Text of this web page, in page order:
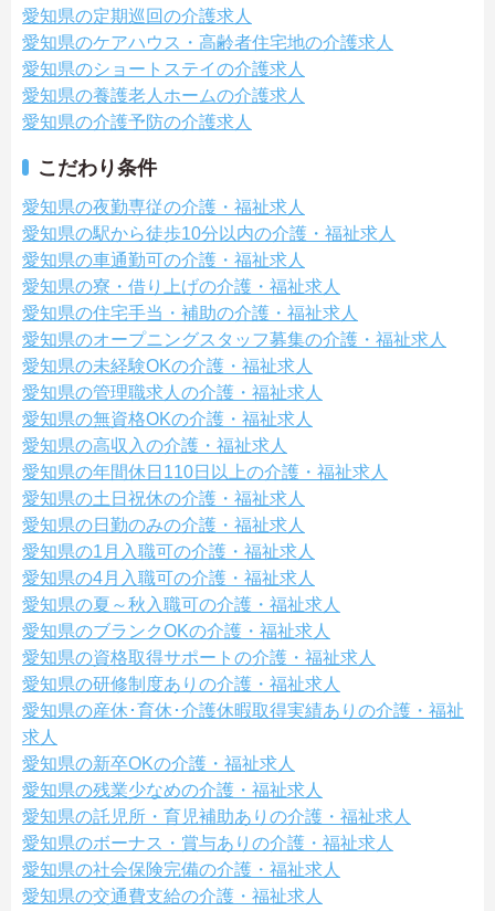
愛知県の定期巡回の介護求人
愛知県のケアハウス・高齢者住宅地の介護求人
愛知県のショートステイの介護求人
愛知県の養護老人ホームの介護求人
愛知県の介護予防の介護求人
こだわり条件
愛知県の夜勤専従の介護・福祉求人
愛知県の駅から徒歩10分以内の介護・福祉求人
愛知県の車通勤可の介護・福祉求人
愛知県の寮・借り上げの介護・福祉求人
愛知県の住宅手当・補助の介護・福祉求人
愛知県のオープニングスタッフ募集の介護・福祉求人
愛知県の未経験OKの介護・福祉求人
愛知県の管理職求人の介護・福祉求人
愛知県の無資格OKの介護・福祉求人
愛知県の高収入の介護・福祉求人
愛知県の年間休日110日以上の介護・福祉求人
愛知県の土日祝休の介護・福祉求人
愛知県の日勤のみの介護・福祉求人
愛知県の1月入職可の介護・福祉求人
愛知県の4月入職可の介護・福祉求人
愛知県の夏～秋入職可の介護・福祉求人
愛知県のブランクOKの介護・福祉求人
愛知県の資格取得サポートの介護・福祉求人
愛知県の研修制度ありの介護・福祉求人
愛知県の産休･育休･介護休暇取得実績ありの介護・福祉
求人
愛知県の新卒OKの介護・福祉求人
愛知県の残業少なめの介護・福祉求人
愛知県の託児所・育児補助ありの介護・福祉求人
愛知県のボーナス・賞与ありの介護・福祉求人
愛知県の社会保険完備の介護・福祉求人
愛知県の交通費支給の介護・福祉求人